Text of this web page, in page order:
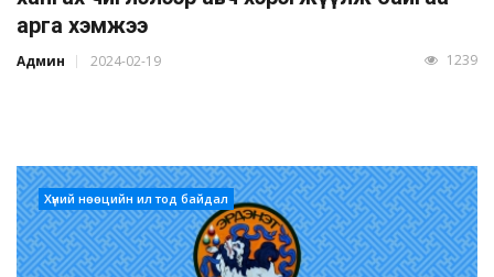
арга хэмжээ
Админ 2024-02-19 1239
Хүний нөөцийн ил тод байдал